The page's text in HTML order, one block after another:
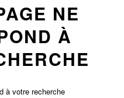
NE
À
à votre recherche